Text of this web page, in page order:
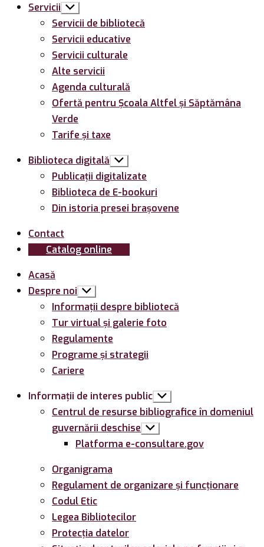
Servicii Arată
submeniul
Servicii de bibliotecă
Servicii educative
Servicii culturale
Alte servicii
Agenda culturală
Ofertă pentru Şcoala Altfel și Săptămâna
Verde
Tarife și taxe
Biblioteca digitală Arată
submeniul
Publicații digitalizate
Biblioteca de E-bookuri
Din istoria presei brașovene
Contact
Catalog online
Acasă
Despre noi Arată
submeniul
Informații despre bibliotecă
Tur virtual și galerie foto
Regulamente
Programe și strategii
Cariere
Informații de interes public Arată
submeniul
Centrul de resurse bibliografice în domeniul
guvernării deschise Arată
submeniul
Platforma e-consultare.gov
Organigrama
Regulament de organizare și funcționare
Codul Etic
Legea Bibliotecilor
Protecția datelor